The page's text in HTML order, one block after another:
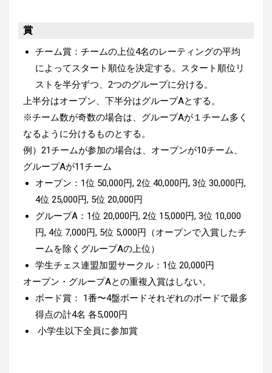
賞
チーム賞：チームの上位4名のレーティングの平均
によってスタート順位を決定する。スタート順位リ
ストを半分ずつ、2つのグループに分ける。
上半分はオープン、下半分はグループAとする。
※チーム数が奇数の場合は、グループAが１チーム多く
なるように分けるものとする。
例）21チームが参加の場合は、オープンが10チーム、
グループAが11チーム
オープン：1位 50,000円, 2位 40,000円, 3位 30,000円,
4位 25,000円, 5位 20,000円
グループA：1位 20,000円, 2位 15,000円, 3位 10,000
円, 4位 7,000円, 5位 5,000円（オープンで入賞したチ
ームを除くグループAの上位）
学生チェス連盟加盟サークル：1位 20,000円
オープン・グループAとの重複入賞はしない。
ボード賞： 1番〜4盤ボードそれぞれのボードで最多
得点の計4名 各5,000円
小学生以下全員に参加賞